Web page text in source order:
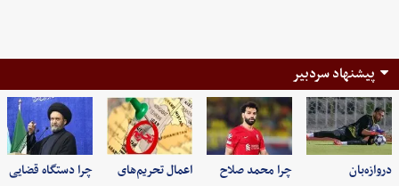
پیشنهاد سردبیر
دروازه‌بان
چرا محمد صلاح
اعمال تحریم‌های
چرا دستگاه قضایی